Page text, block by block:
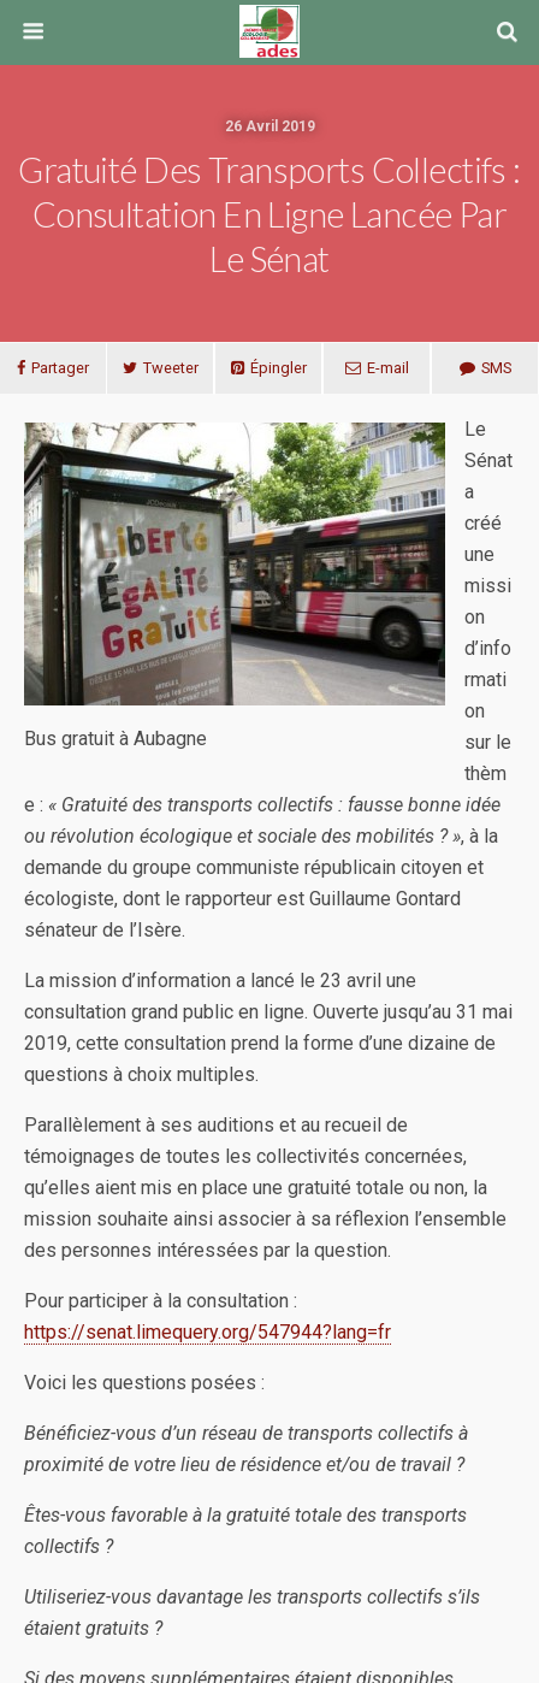
26 Avril 2019
Gratuité Des Transports Collectifs :
Consultation En Ligne Lancée Par
Le Sénat
Partager Tweeter Épingler E-mail SMS
Bus gratuit à Aubagne
Le
Sénat
a
créé
une
missi
on
d’info
rmati
on
sur le
thèm
e : « Gratuité des transports collectifs : fausse bonne idée
ou révolution écologique et sociale des mobilités ? », à la
demande du groupe communiste républicain citoyen et
écologiste, dont le rapporteur est Guillaume Gontard
sénateur de l’Isère.
La mission d’information a lancé le 23 avril une
consultation grand public en ligne. Ouverte jusqu’au 31 mai
2019, cette consultation prend la forme d’une dizaine de
questions à choix multiples.
Parallèlement à ses auditions et au recueil de
témoignages de toutes les collectivités concernées,
qu’elles aient mis en place une gratuité totale ou non, la
mission souhaite ainsi associer à sa réflexion l’ensemble
des personnes intéressées par la question.
Pour participer à la consultation :
https://senat.limequery.org/547944?lang=fr
Voici les questions posées :
Bénéficiez-vous d’un réseau de transports collectifs à
proximité de votre lieu de résidence et/ou de travail ?
Êtes-vous favorable à la gratuité totale des transports
collectifs ?
Utiliseriez-vous davantage les transports collectifs s’ils
étaient gratuits ?